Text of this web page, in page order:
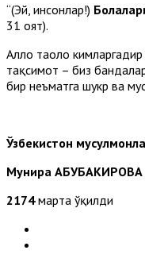
“(Эй, инсонлар!)
31 оят).
Аллоҳ таоло
тақсимот – биз
бир неъматга шукр ва
Ўзбекистон
Мунира АБУБАКИРОВА
2174марта ўқилди